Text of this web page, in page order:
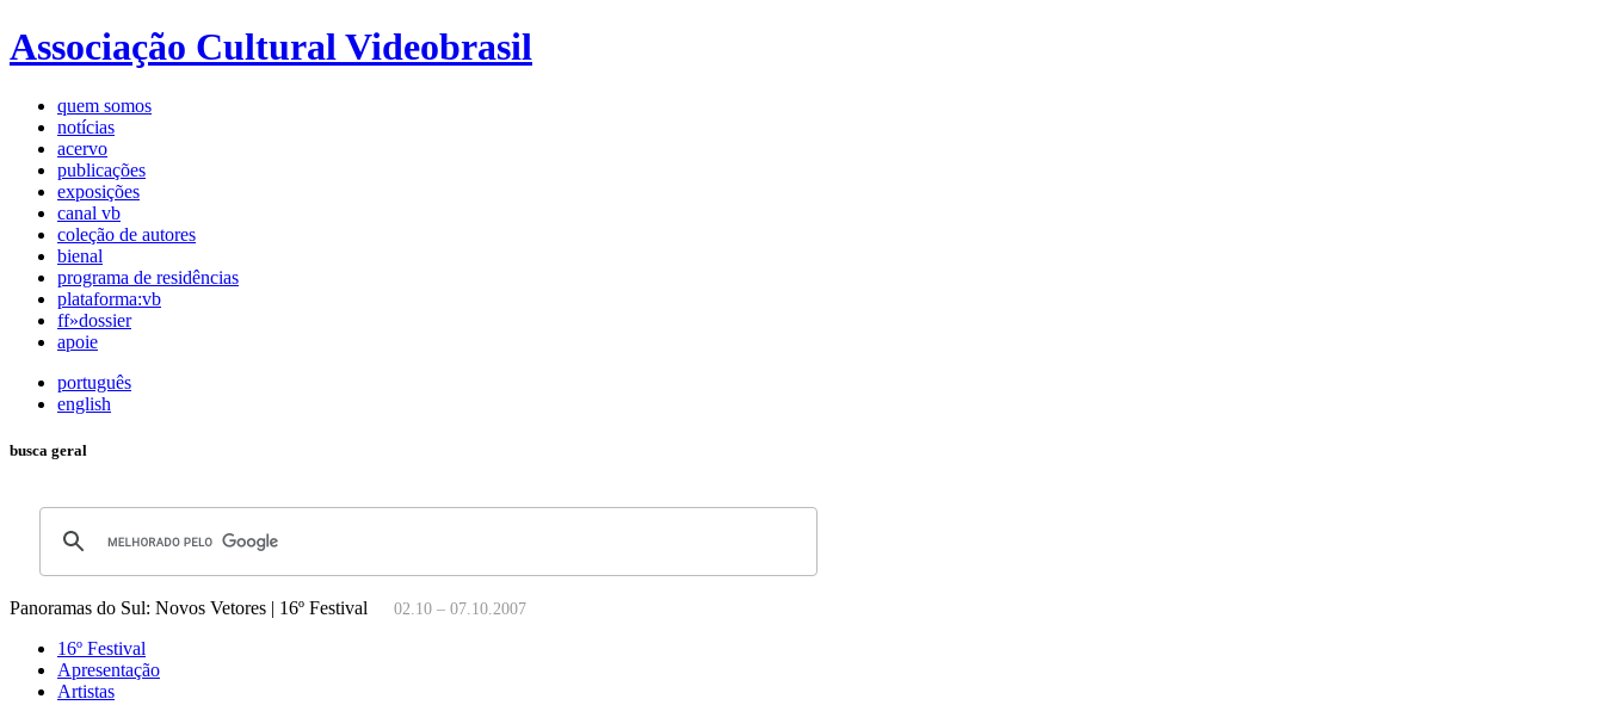
Associação Cultural Videobrasil
quem somos
notícias
acervo
publicações
exposições
canal vb
coleção de autores
bienal
programa de residências
plataforma:vb
ff»dossier
apoie
português
english
busca geral
Panoramas do Sul: Novos Vetores | 16º Festival 02.10 – 07.10.2007
16º Festival
Apresentação
Artistas